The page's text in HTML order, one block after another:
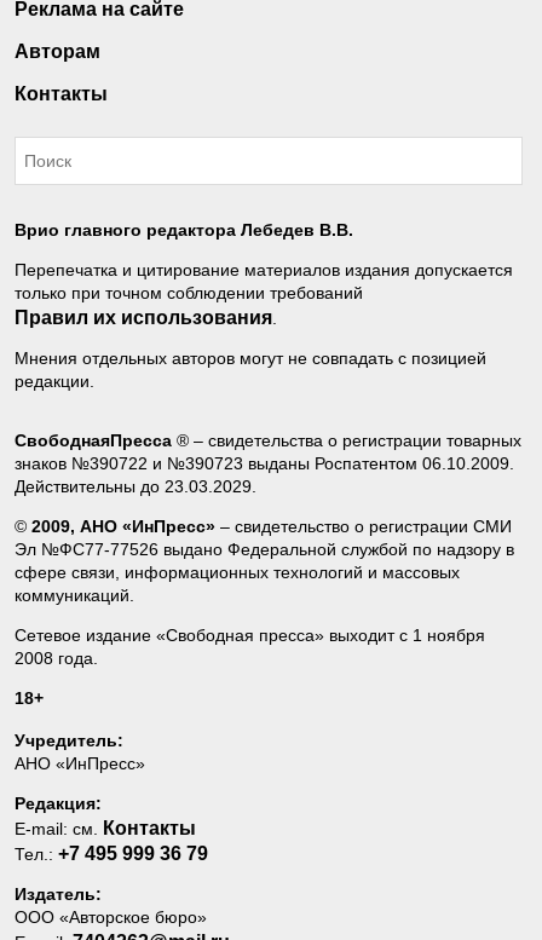
Реклама на сайте
Авторам
Контакты
Врио главного редактора Лебедев В.В.
Перепечатка и цитирование материалов издания допускается
только при точном соблюдении требований
Правил их использования
Мнения отдельных авторов могут не совпадать с позицией
редакции.
СвободнаяПресса ® – свидетельства о регистрации товарных
знаков №390722 и №390723 выданы Роспатентом 06.10.2009.
Действительны до 23.03.2029.
© 2009, АНО «ИнПресс» – свидетельство о регистрации СМИ
Эл №ФС77-77526 выдано Федеральной службой по надзору в
сфере связи, информационных технологий и массовых
коммуникаций.
Сетевое издание «Свободная пресса» выходит с 1 ноября
2008 года.
18+
Учредитель:
АНО «ИнПресс»
Редакция:
E-mail: см.
Контакты
Тел.: +7 495 999 36 79
Издатель:
ООО «Авторское бюро»